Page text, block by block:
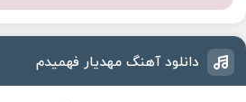
دانلود آهنگ مهدیار فهمیدم